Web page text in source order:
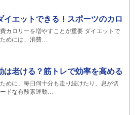
イエットできる！スポーツのカロ
カロリーを増やすことが重要 ダイエットで
めには、消費…
は老ける？筋トレで効率を高める
めに、毎日何十分も走り続けたり、息が切
ドな有酸素運動…